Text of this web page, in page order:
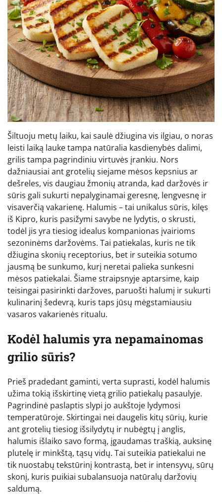
Šiltuoju metų laiku, kai saulė džiugina vis ilgiau, o noras
leisti laiką lauke tampa natūralia kasdienybės dalimi,
grilis tampa pagrindiniu virtuvės įrankiu. Nors
dažniausiai ant grotelių siejame mėsos kepsnius ar
dešreles, vis daugiau žmonių atranda, kad daržovės ir
sūris gali sukurti nepalyginamai geresnę, lengvesnę ir
visaverčią vakarienę. Halumis – tai unikalus sūris, kilęs
iš Kipro, kuris pasižymi savybe ne lydytis, o skrusti,
todėl jis yra tiesiog idealus kompanionas įvairioms
sezoninėms daržovėms. Tai patiekalas, kuris ne tik
džiugina skonių receptorius, bet ir suteikia sotumo
jausmą be sunkumo, kurį neretai palieka sunkesni
mėsos patiekalai. Šiame straipsnyje aptarsime, kaip
teisingai pasirinkti daržoves, paruošti halumį ir sukurti
kulinarinį šedevrą, kuris taps jūsų mėgstamiausiu
vasaros vakarienės ritualu.
Kodėl halumis yra nepamainomas
grilio sūris?
Prieš pradedant gaminti, verta suprasti, kodėl halumis
užima tokią išskirtinę vietą grilio patiekalų pasaulyje.
Pagrindinė paslaptis slypi jo aukštoje lydymosi
temperatūroje. Skirtingai nei daugelis kitų sūrių, kurie
ant grotelių tiesiog išsilydytų ir nubėgtų į anglis,
halumis išlaiko savo formą, įgaudamas traškią, auksinę
plutelę ir minkštą, tąsų vidų. Tai suteikia patiekalui ne
tik nuostabų tekstūrinį kontrastą, bet ir intensyvų, sūrų
skonį, kuris puikiai subalansuoja natūralų daržovių
saldumą.